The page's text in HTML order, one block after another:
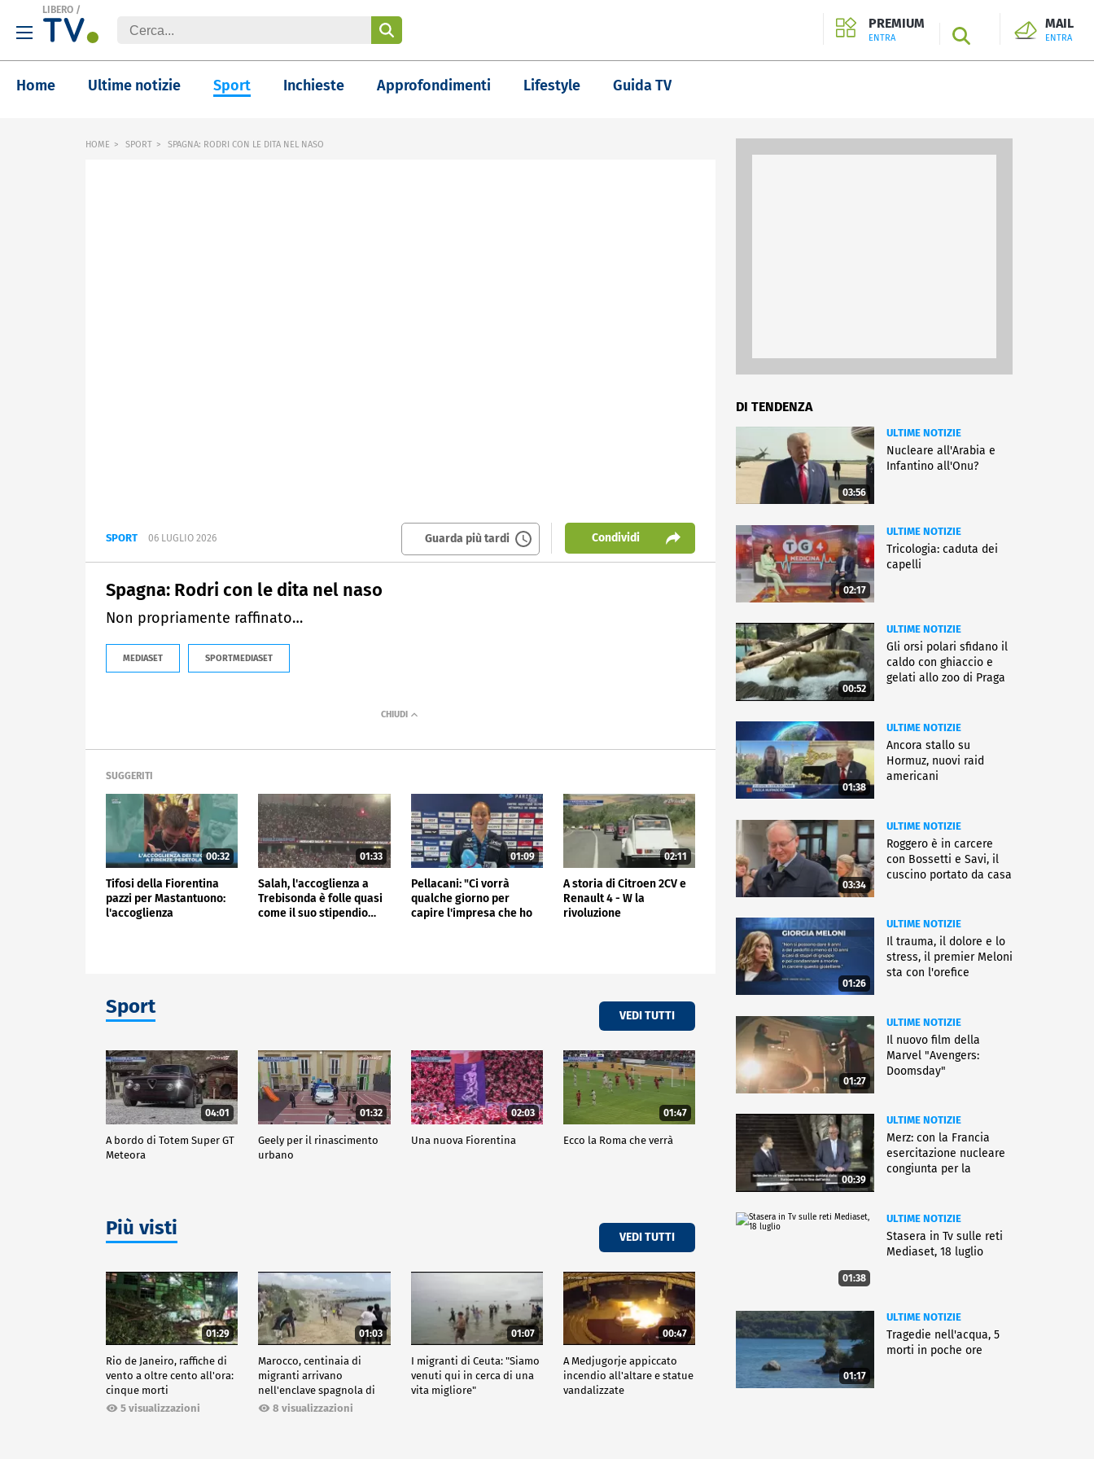
LIBERO /
PREMIUM
ENTRA SEARCH
MAIL
ENTRA
Home Ultime notizie Sport Inchieste Approfondimenti Lifestyle Guida TV
HOME SPORT SPAGNA: RODRI CON LE DITA NEL NASO
SPORT 06 LUGLIO 2026 Guarda più tardi Condividi
Spagna: Rodri con le dita nel naso
Non propriamente raffinato…
MEDIASET SPORTMEDIASET
SUGGERITI
00:32
Tifosi della Fiorentina
pazzi per Mastantuono:
l'accoglienza
01:33
Salah, l'accoglienza a
Trebisonda è folle quasi
come il suo stipendio…
01:09
Pellacani: "Ci vorrà
qualche giorno per
capire l'impresa che ho
02:11
A storia di Citroen 2CV e
Renault 4 - W la
rivoluzione
Sport VEDI TUTTI
04:01
A bordo di Totem Super GT
Meteora
01:32
Geely per il rinascimento
urbano
02:03
Una nuova Fiorentina
01:47
Ecco la Roma che verrà
Più visti VEDI TUTTI
01:29
Rio de Janeiro, raffiche di
vento a oltre cento all'ora:
cinque morti
5 visualizzazioni
01:03
Marocco, centinaia di
migranti arrivano
nell'enclave spagnola di
Ceuta8 visualizzazioni
01:07
I migranti di Ceuta: "Siamo
venuti qui in cerca di una
vita migliore"
00:47
A Medjugorje appiccato
incendio all'altare e statue
vandalizzate
DI TENDENZA
03:56
ULTIME NOTIZIE
Nucleare all'Arabia e
Infantino all'Onu?
02:17
ULTIME NOTIZIE
Tricologia: caduta dei
capelli
00:52
ULTIME NOTIZIE
Gli orsi polari sfidano il
caldo con ghiaccio e
gelati allo zoo di Praga
01:38
ULTIME NOTIZIE
Ancora stallo su
Hormuz, nuovi raid
americani
03:34
ULTIME NOTIZIE
Roggero è in carcere
con Bossetti e Savi, il
cuscino portato da casa
01:26
ULTIME NOTIZIE
Il trauma, il dolore e lo
stress, il premier Meloni
sta con l'orefice
01:27
ULTIME NOTIZIE
Il nuovo film della
Marvel "Avengers:
Doomsday"
00:39
ULTIME NOTIZIE
Merz: con la Francia
esercitazione nucleare
congiunta per la
01:38
ULTIME NOTIZIE
Stasera in Tv sulle reti
Mediaset, 18 luglio
01:17
ULTIME NOTIZIE
Tragedie nell'acqua, 5
morti in poche ore